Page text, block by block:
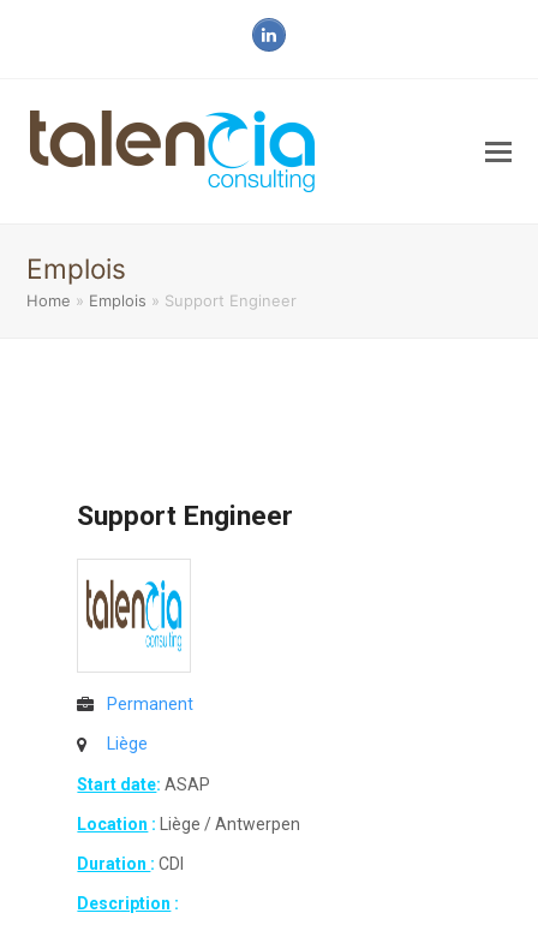
LinkedIn
Emplois
Home » Emplois » Support Engineer
Support Engineer
Permanent
Liège
Start date: ASAP
Location : Liège / Antwerpen
Duration :CDI
Description :